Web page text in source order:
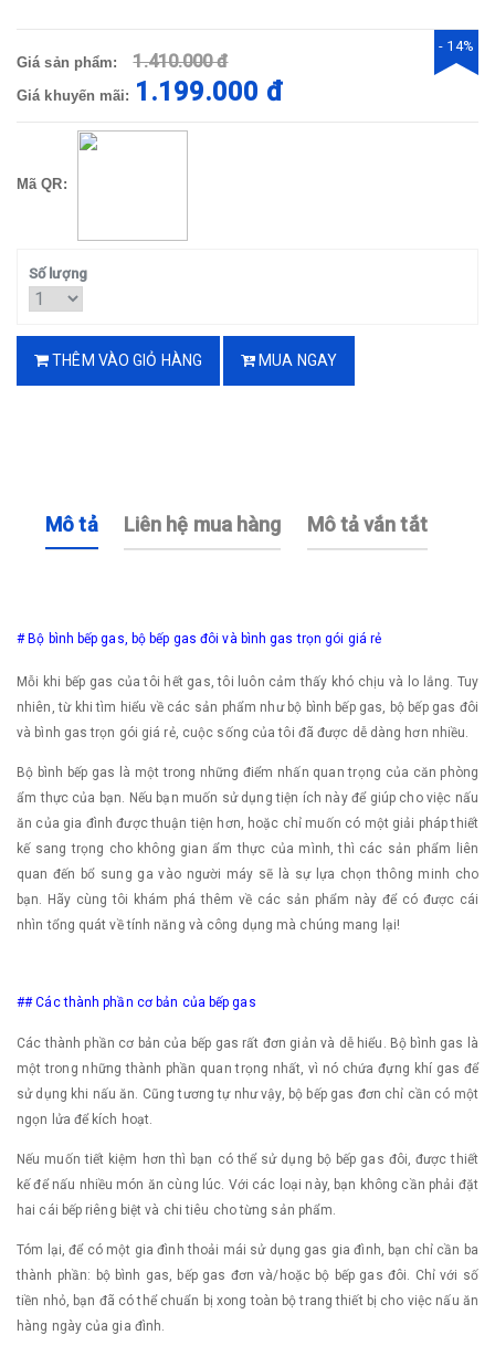
Giá sản phẩm: 1.410.000 đ
Giá khuyến mãi: 1.199.000 đ
- 14%
Mã QR:
Số lượng
THÊM VÀO GIỎ HÀNG MUA NGAY
Mô tả Liên hệ mua hàng Mô tả vắn tắt
# Bộ bình bếp gas, bộ bếp gas đôi và bình gas trọn gói giá rẻ
Mỗi khi bếp gas của tôi hết gas, tôi luôn cảm thấy khó chịu và lo lắng. Tuy
nhiên, từ khi tìm hiểu về các sản phẩm như bộ bình bếp gas, bộ bếp gas đôi
và bình gas trọn gói giá rẻ, cuộc sống của tôi đã được dễ dàng hơn nhiều.
Bộ bình bếp gas là một trong những điểm nhấn quan trọng của căn phòng
ẩm thực của bạn. Nếu bạn muốn sử dụng tiện ích này để giúp cho việc nấu
ăn của gia đình được thuận tiện hơn, hoặc chỉ muốn có một giải pháp thiết
kế sang trọng cho không gian ẩm thực của mình, thì các sản phẩm liên
quan đến bổ sung ga vào người máy sẽ là sự lựa chọn thông minh cho
bạn. Hãy cùng tôi khám phá thêm về các sản phẩm này để có được cái
nhìn tổng quát về tính năng và công dụng mà chúng mang lại!
## Các thành phần cơ bản của bếp gas
Các thành phần cơ bản của bếp gas rất đơn giản và dễ hiểu. Bộ bình gas là
một trong những thành phần quan trọng nhất, vì nó chứa đựng khí gas để
sử dụng khi nấu ăn. Cũng tương tự như vậy, bộ bếp gas đơn chỉ cần có một
ngọn lửa để kích hoạt.
Nếu muốn tiết kiệm hơn thì bạn có thể sử dụng bộ bếp gas đôi, được thiết
kế để nấu nhiều món ăn cùng lúc. Với các loại này, bạn không cần phải đặt
hai cái bếp riêng biệt và chi tiêu cho từng sản phẩm.
Tóm lại, để có một gia đình thoải mái sử dụng gas gia đình, bạn chỉ cần ba
thành phần: bộ bình gas, bếp gas đơn và/hoặc bộ bếp gas đôi. Chỉ với số
tiền nhỏ, bạn đã có thể chuẩn bị xong toàn bộ trang thiết bị cho việc nấu ăn
hàng ngày của gia đình.